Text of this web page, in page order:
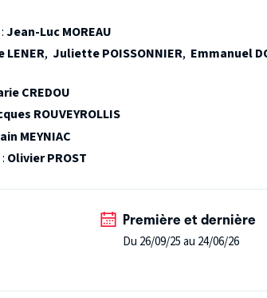
quand on veut rénover un immeuble contre
quand un chasseur de subventions chasse
quand l’argent de la rénovation est
Jean-Luc MOREAU
LENER, Juliette POISSONNIER, Emmanuel
CREDOU
ROUVEYROLLIS
MEYNIAC
Olivier PROST
Première et dernière
Du 26/09/25 au 24/06/26